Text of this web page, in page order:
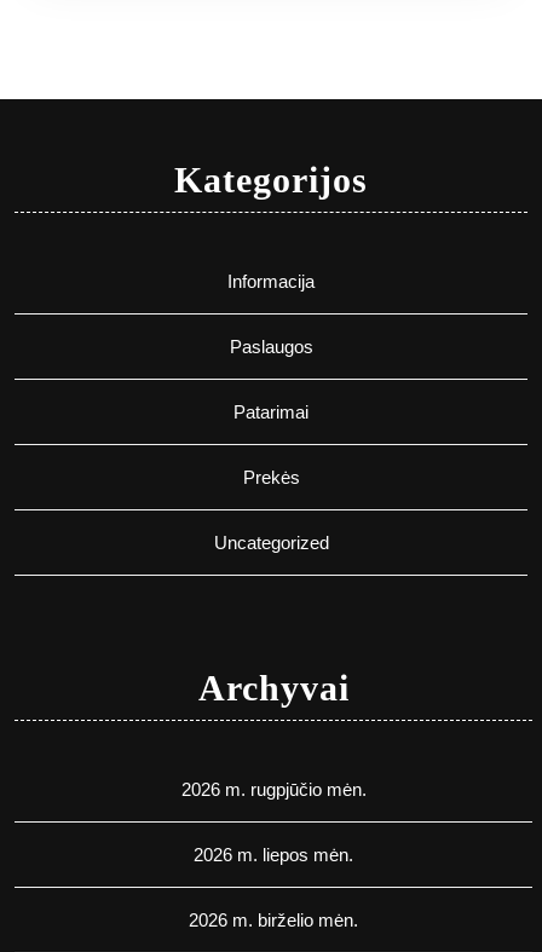
Kategorijos
Informacija
Paslaugos
Patarimai
Prekės
Uncategorized
Archyvai
2026 m. rugpjūčio mėn.
2026 m. liepos mėn.
2026 m. birželio mėn.